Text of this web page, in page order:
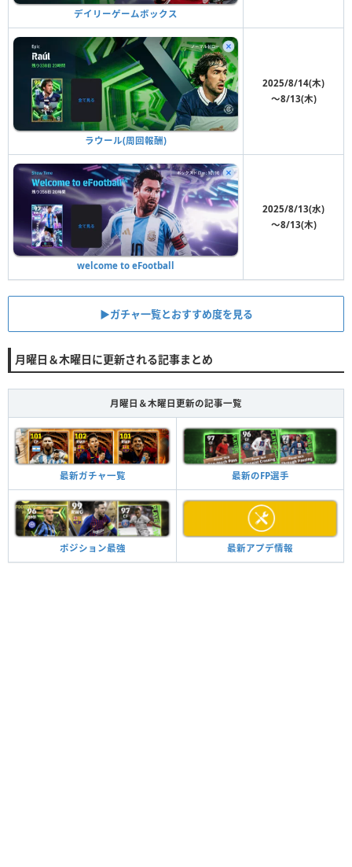
デイリーゲームボックス
ラウール(周回報酬)
2025/8/14(木)
〜8/13(木)
welcome to eFootball
2025/8/13(水)
〜8/13(木)
▶︎ガチャ一覧とおすすめ度を見る
月曜日＆木曜日に更新される記事まとめ
月曜日＆木曜日更新の記事一覧
最新ガチャ一覧 最新のFP選手
ポジション最強 最新アプデ情報